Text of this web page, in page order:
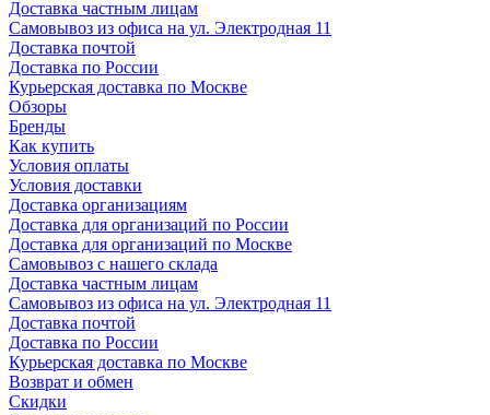
Доставка частным лицам
Самовывоз из офиса на ул. Электродная 11
Доставка почтой
Доставка по России
Курьерская доставка по Москве
Обзоры
Бренды
Как купить
Условия оплаты
Условия доставки
Доставка организациям
Доставка для организаций по России
Доставка для организаций по Москве
Самовывоз с нашего склада
Доставка частным лицам
Самовывоз из офиса на ул. Электродная 11
Доставка почтой
Доставка по России
Курьерская доставка по Москве
Возврат и обмен
Скидки